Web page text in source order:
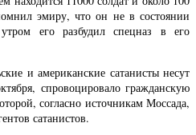
эмиру, что он не в состоянии
его разбудил спецназ в его
и американские сатанисты несут
спровоцировало гражданскую
согласно источникам Моссада,
сатанистов.